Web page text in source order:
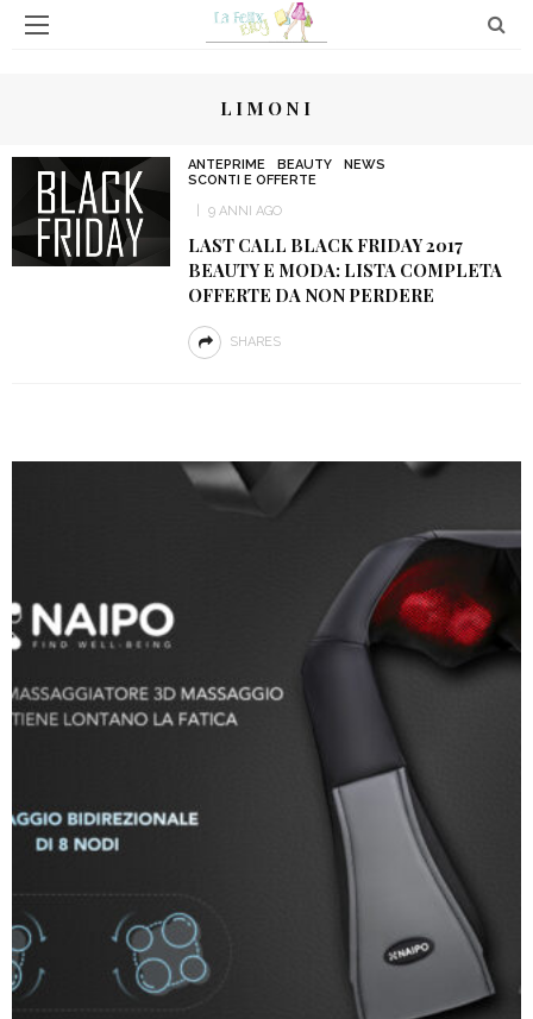
LIMONI
ANTEPRIME BEAUTY
NEWS
SCONTI E OFFERTE
9 ANNI AGO
LAST CALL BLACK FRIDAY 2017
BEAUTY E MODA: LISTA COMPLETA
OFFERTE DA NON PERDERE
SHARES